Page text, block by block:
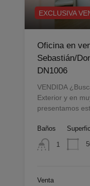
EXCLUSIVA
Oficina en
Sebastián/
DN1006
VENDIDA
Exterior y en
presentamos
Baños
1
Venta